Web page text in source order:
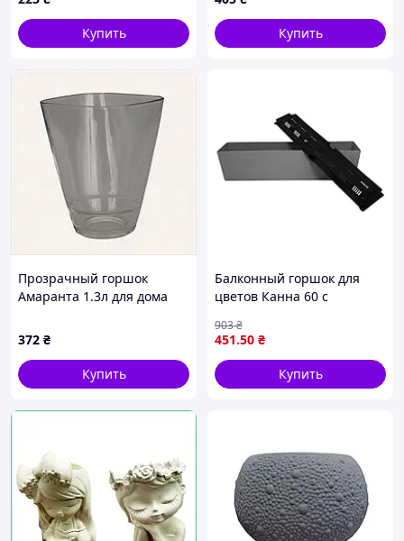
Купить
Купить
Прозрачный горшок
Амаранта 1.3л для дома
372 ₴
Купить
Балконный горшок для
цветов Канна 60 с
для растений с
дренажными отверстиями
451.50 ₴
903₴
Купить